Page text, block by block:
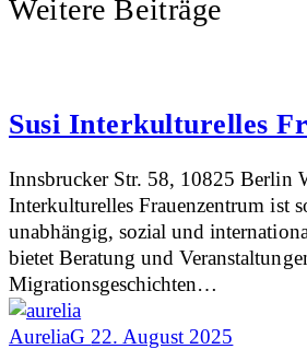
Weitere Beiträge
Susi Interkulturelles
Innsbrucker Str. 58, 10825 Berlin
Interkulturelles Frauenzentrum ist
unabhängig, sozial und
bietet Beratung und
Migrationsgeschichten…
AureliaG 22. August 2025